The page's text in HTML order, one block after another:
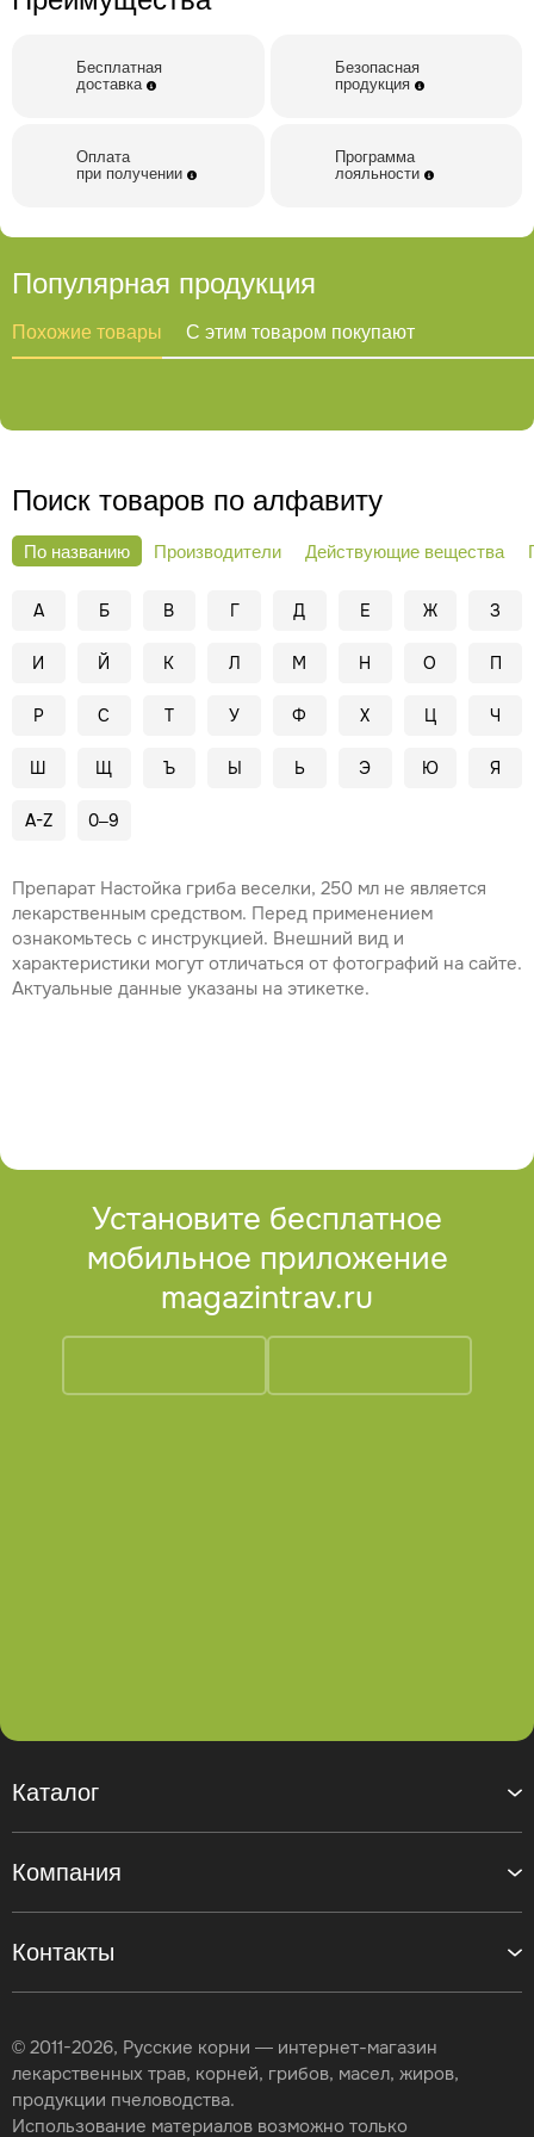
Ничто, содержащееся на этой странице, не
диагностирования и/или лечения. Всегда обращайтесь за
консультацией к своему лечащему врачу. Не игнорируйте
Бесплатная
доставка
Безопасная
продукция
Оплата
при получении
Программа
лояльности
Популярная продукция
Похожие товары С этим товаром покупают
Поиск товаров по алфавиту
По названию Производители Действующие вещества
А Б В Г Д Е Ж З
И Й К Л М Н О П
Р С Т У Ф Х Ц Ч
Ш Щ Ъ Ы Ь Э Ю Я
A-Z 0–9
Препарат Настойка гриба веселки, 250 мл не является
лекарственным средством. Перед применением
ознакомьтесь с инструкцией. Внешний вид и
характеристики могут отличаться от фотографий на сайте.
Актуальные данные указаны на этикетке.
Установите бесплатное
мобильное приложение
magazintrav.ru
Контакты
Каталог
Компания
© 2011-2026, Русские корни — интернет-магазин
лекарственных трав, корней, грибов, масел, жиров,
продукции пчеловодства.
Использование материалов возможно только